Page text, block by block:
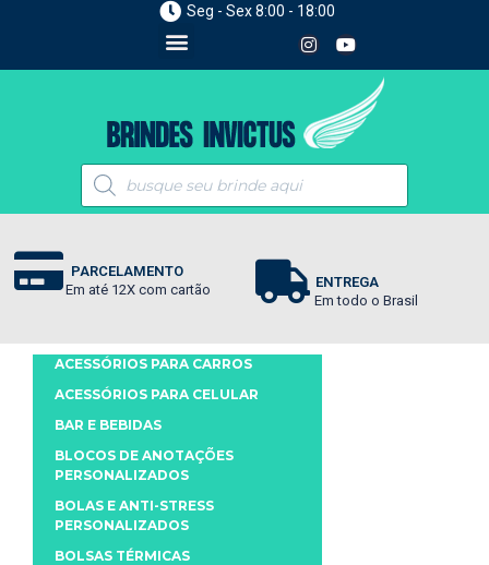
Seg - Sex 8:00 - 18:00
PARCELAMENTO
Em até 12X com cartão
ENTREGA
Em todo o Brasil
ACESSÓRIOS PARA CARROS
ACESSÓRIOS PARA CELULAR
BAR E BEBIDAS
BLOCOS DE ANOTAÇÕES
PERSONALIZADOS
BOLAS E ANTI-STRESS
PERSONALIZADOS
BOLSAS TÉRMICAS